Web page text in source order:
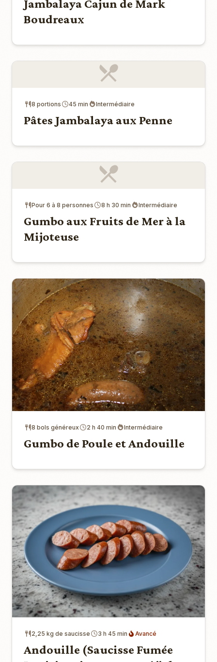
Jambalaya Cajun de Mark
Boudreaux
8 portions 45 min Intermédiaire
Pâtes Jambalaya aux Penne
Pour 6 à 8 personnes 8 h 30 min Intermédiaire
Gumbo aux Fruits de Mer à la
Mijoteuse
8 bols généreux 2 h 40 min Intermédiaire
Gumbo de Poule et Andouille
2,25 kg de saucisse 3 h 45 min Avancé
Andouille (Saucisse Fumée